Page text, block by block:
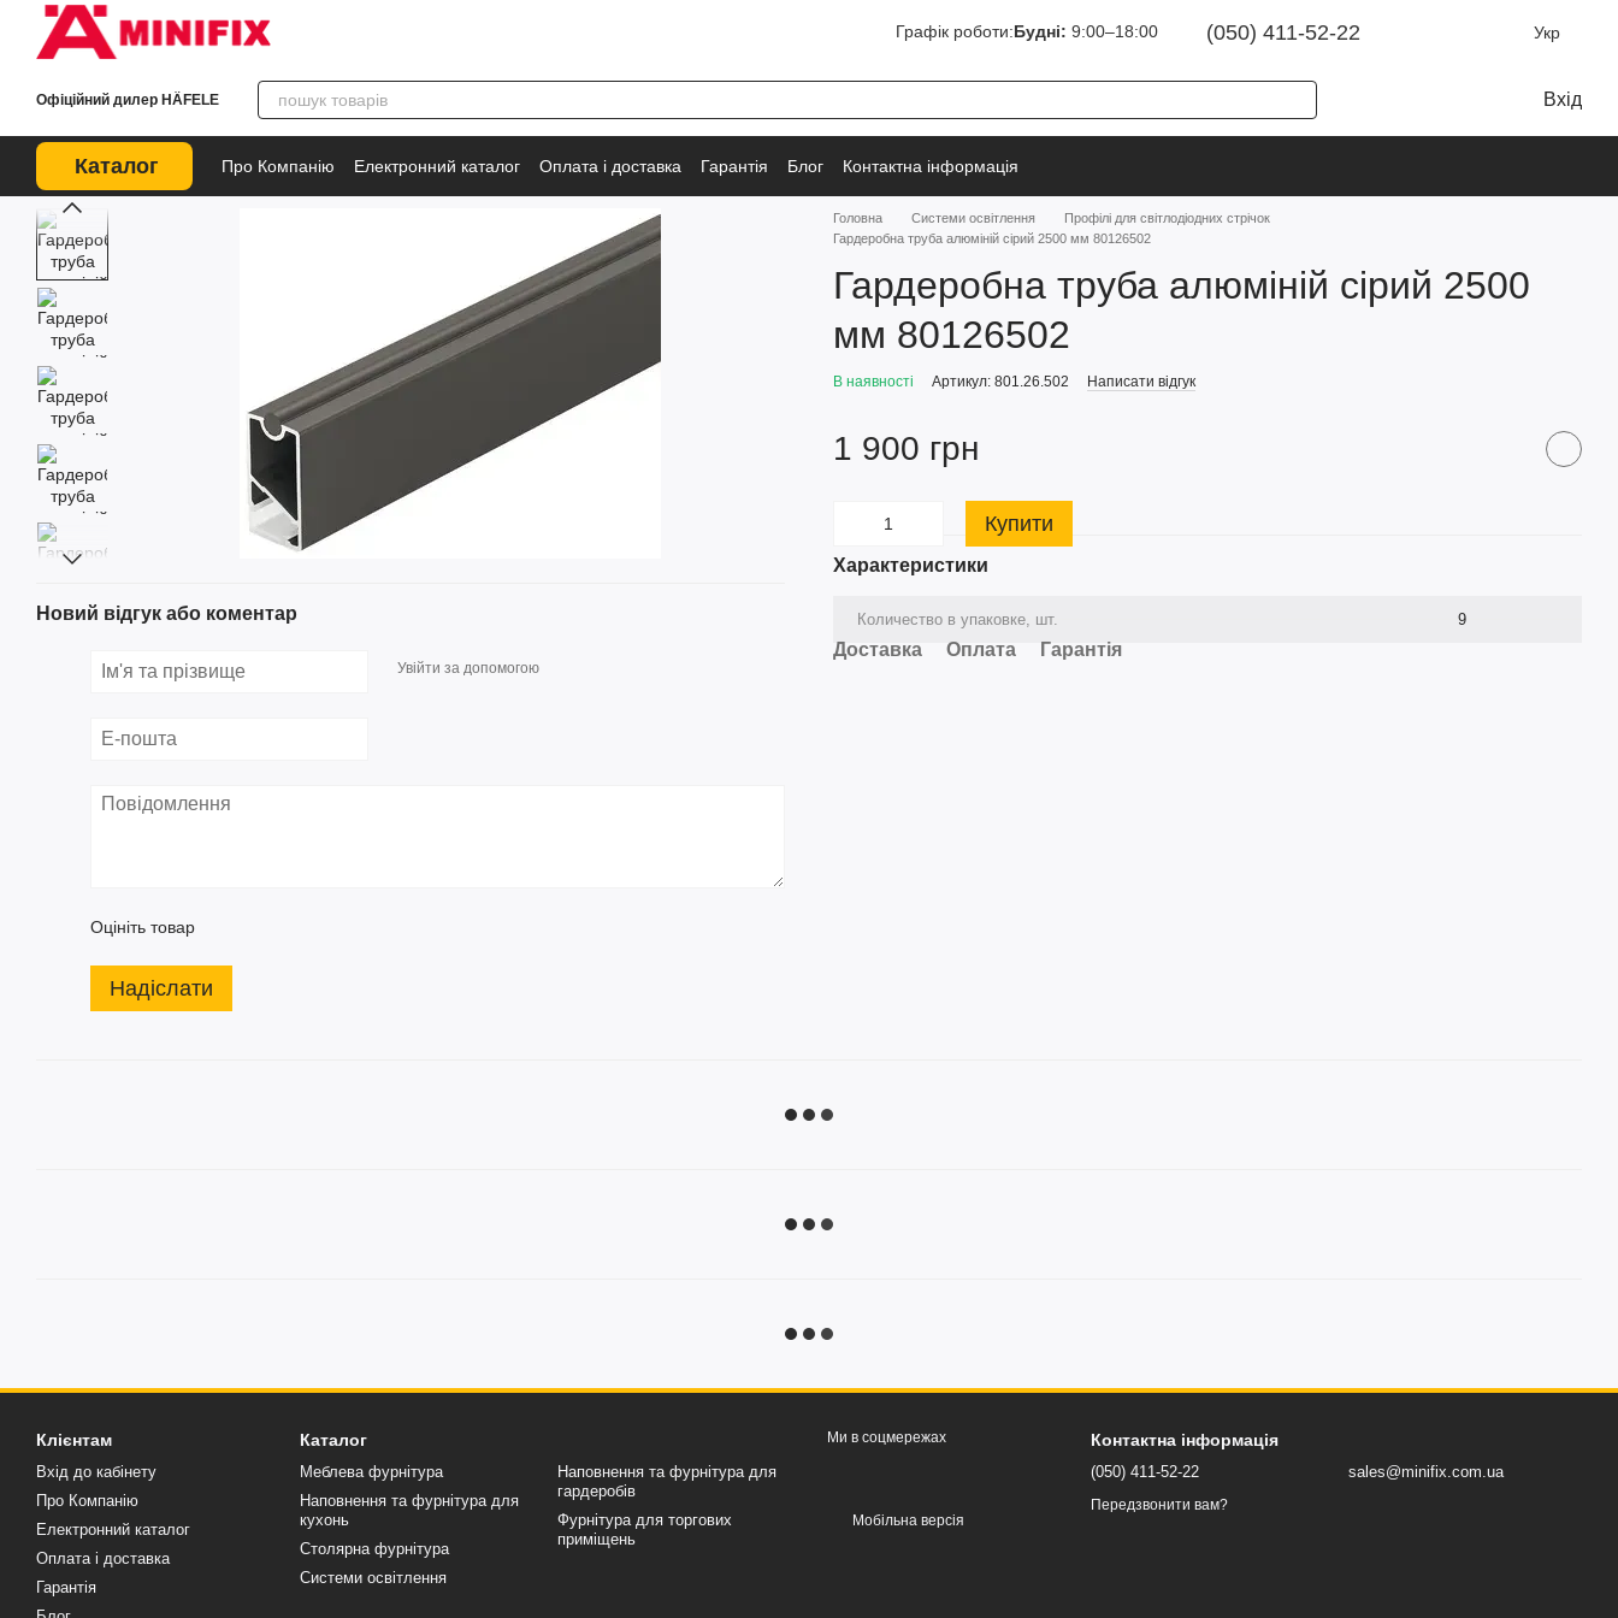
Перейти до основного контенту
Графік роботи:Будні: 9:00–18:00 (050) 411-52-22 Укр
Офіційний дилер HÄFELE Вхід
Каталог Про Компанію Електронний каталог Оплата і доставка Гарантія Блог Контактна інформація
Новий відгук або коментар
Увійти за допомогою
Оцініть товар
Надіслати
Головна Системи освітлення
Профілі для світлодіодних стрічок
Гардеробна труба алюміній сірий 2500 мм 80126502
Гардеробна труба алюміній сірий 2500
мм 80126502
В наявності Артикул: 801.26.502 Написати відгук
1 900 грн
Купити
Характеристики
Количество в упаковке, шт. 9
Доставка Оплата Гарантія
Клієнтам
Вхід до кабінету
Про Компанію
Електронний каталог
Оплата і доставка
Гарантія
Каталог
Меблева фурнітура
Наповнення та фурнітура для
кухонь
Столярна фурнітура
Системи освітлення
Наповнення та фурнітура для
гардеробів
Фурнітура для торгових
приміщень
Ми в соцмережах
Мобільна версія
Контактна інформація
(050) 411-52-22
Передзвонити вам?
sales@minifix.com.ua